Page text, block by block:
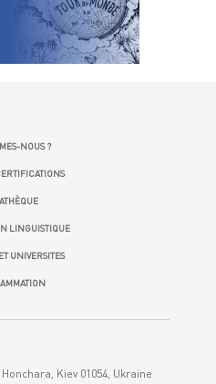
NOUS ?
LINGUISTIQUE
UNIVERSITES
Kiev 01054, Ukraine